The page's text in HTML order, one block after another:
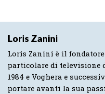
Loris Zanini
Loris Zanini è il
particolare di televisione
1984 e Voghera e
portare avanti la sua